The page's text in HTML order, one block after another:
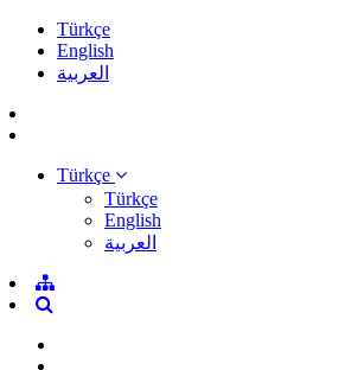
Türkçe
English
العربية
Türkçe
Türkçe
English
العربية